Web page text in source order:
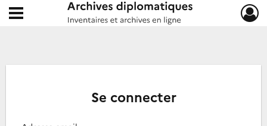
Archives diplomatiques
Ouvrir le menu déroulant
Se connecter